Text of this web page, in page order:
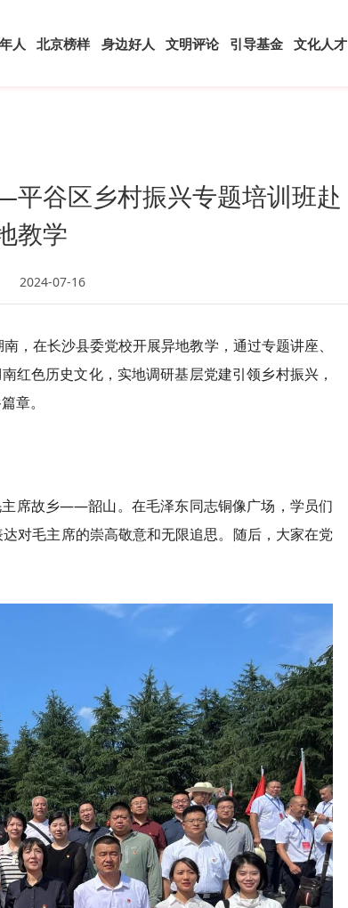
人 北京榜样 身边好人 文明评论 引导基金 文化人才
谷区乡村振兴专题培训班赴
教学
2024-07-16
，在长沙县委党校开展异地教学，通过专题讲座、
红色历史文化，实地调研基层党建引领乡村振兴，
章。
席故乡——韶山。在毛泽东同志铜像广场，学员们
对毛主席的崇高敬意和无限追思。随后，大家在党